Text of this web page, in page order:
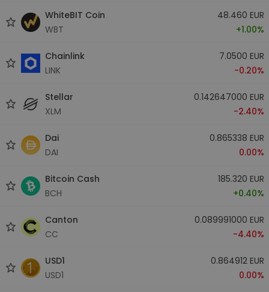
WhiteBIT Coin
WBT
48.460 EUR
+1.00%
Chainlink
LINK
7.0500 EUR
-0.20%
Stellar
XLM
0.142647000 EUR
-2.40%
Dai
DAI
0.865338 EUR
0.00%
Bitcoin Cash
BCH
185.320 EUR
+0.40%
Canton
CC
0.089991000 EUR
-4.40%
USD1
USD1
0.864912 EUR
0.00%